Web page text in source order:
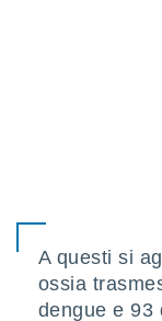
o la A questi si
ossia
dengue e 93